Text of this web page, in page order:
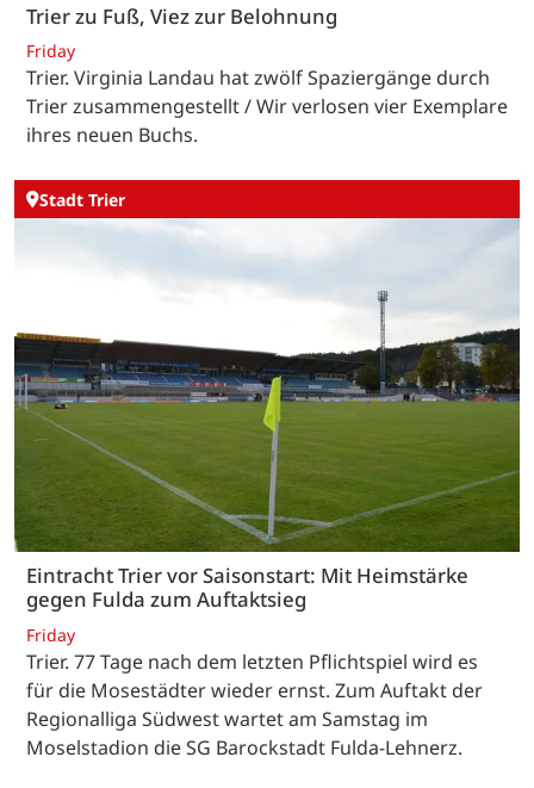
Trier zu Fuß, Viez zur Belohnung
Friday
Trier. Virginia Landau hat zwölf Spaziergänge durch
Trier zusammengestellt / Wir verlosen vier Exemplare
ihres neuen Buchs.
Stadt Trier
Eintracht Trier vor Saisonstart: Mit Heimstärke
gegen Fulda zum Auftaktsieg
Friday
Trier. 77 Tage nach dem letzten Pflichtspiel wird es
für die Mosestädter wieder ernst. Zum Auftakt der
Regionalliga Südwest wartet am Samstag im
Moselstadion die SG Barockstadt Fulda-Lehnerz.